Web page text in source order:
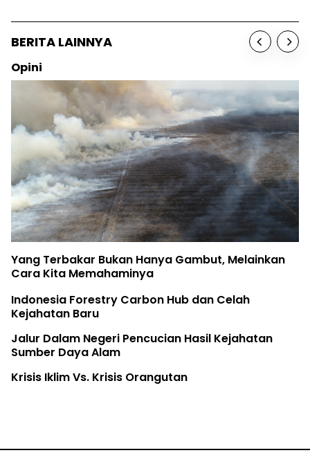
BERITA LAINNYA
Opini
Yang Terbakar Bukan Hanya Gambut, Melainkan
Cara Kita Memahaminya
Indonesia Forestry Carbon Hub dan Celah
Kejahatan Baru
Jalur Dalam Negeri Pencucian Hasil Kejahatan
Sumber Daya Alam
Krisis Iklim Vs. Krisis Orangutan